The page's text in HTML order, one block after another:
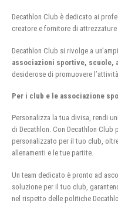
Decathlon Club è dedicato ai
creatore e fornitore di
Decathlon Club si rivolge a
associazioni sportive, scuole,
desiderose di promuovere
Per i club e le associazione
Personalizza la tua divisa, rendi
di Decathlon. Con Decathlon
personalizzato per il tuo club,
allenamenti e le tue partite.
Un team dedicato è pronto ad
soluzione per il tuo club,
nel rispetto delle politiche